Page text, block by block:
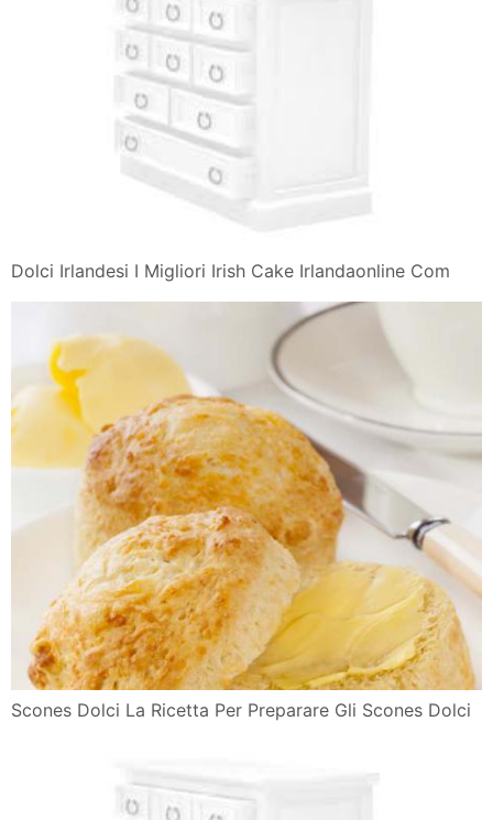
Dolci Irlandesi I Migliori Irish Cake Irlandaonline Com
Scones Dolci La Ricetta Per Preparare Gli Scones Dolci